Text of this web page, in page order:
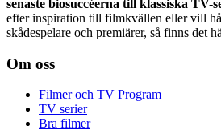
senaste biosuccéerna till klassiska TV-
efter inspiration till filmkvällen eller vill
skådespelare och premiärer, så finns det
Om oss
Filmer och TV Program
TV serier
Bra filmer